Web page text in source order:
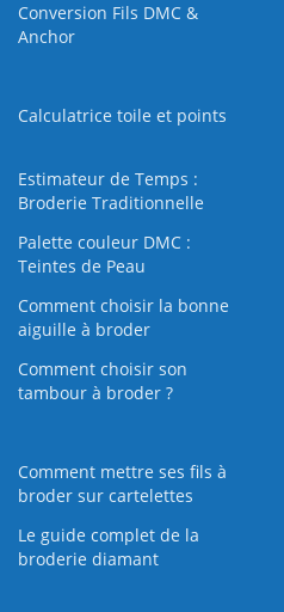
Conversion Fils DMC &
Anchor
Calculatrice toile et points
Estimateur de Temps :
Broderie Traditionnelle
Palette couleur DMC :
Teintes de Peau
Comment choisir la bonne
aiguille à broder
Comment choisir son
tambour à broder ?
Comment mettre ses fils à
broder sur cartelettes
Le guide complet de la
broderie diamant